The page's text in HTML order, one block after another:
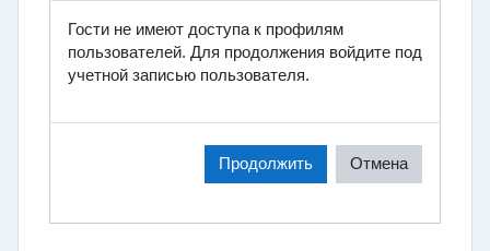
Гости не имеют доступа к профилям
пользователей. Для продолжения войдите под
учетной записью пользователя.
Продолжить Отмена